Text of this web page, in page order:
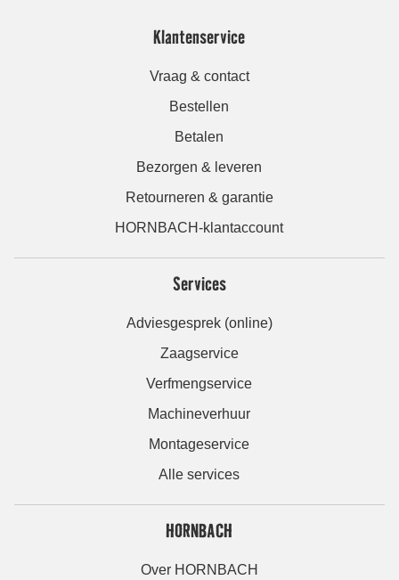
Klantenservice
Vraag & contact
Bestellen
Betalen
Bezorgen & leveren
Retourneren & garantie
HORNBACH-klantaccount
Services
Adviesgesprek (online)
Zaagservice
Verfmengservice
Machineverhuur
Montageservice
Alle services
HORNBACH
Over HORNBACH